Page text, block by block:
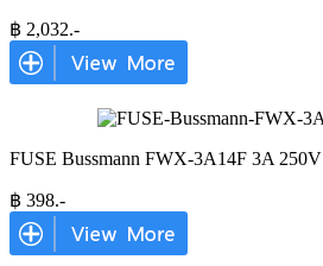
฿ 2,032.-
FUSE Bussmann FWX-3A14F 3A 250V
฿ 398.-